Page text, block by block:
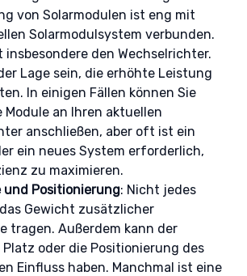
von Solarmodulen ist eng mit
Solarmodulsystem verbunden.
insbesondere den Wechselrichter.
Lage sein, die erhöhte Leistung
In einigen Fällen können Sie
an Ihren aktuellen
anschließen, aber oft ist ein
ein neues System erforderlich,
zu maximieren.
und Positionierung: Nicht jedes
Gewicht zusätzlicher
tragen. Außerdem kann der
oder die Positionierung des
Einfluss haben. Manchmal ist eine